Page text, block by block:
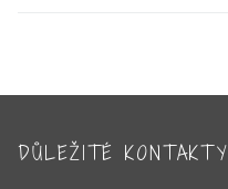
DŮLEŽITÉ KONTAKTY